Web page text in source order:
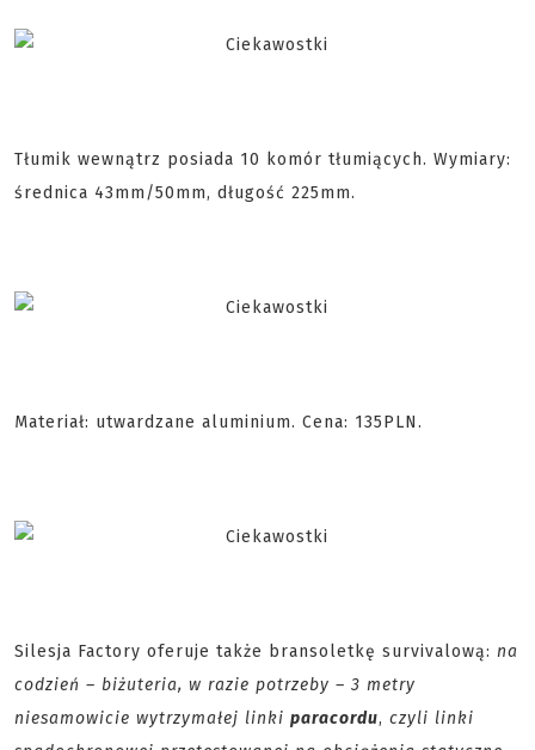
Tłumik wewnątrz posiada 10 komór tłumiących. Wymiary:
średnica 43mm/50mm, długość 225mm.
Materiał: utwardzane aluminium. Cena: 135PLN.
Silesja Factory oferuje także bransoletkę survivalową: na
codzień – biżuteria, w razie potrzeby – 3 metry
niesamowicie wytrzymałej linki paracordu, czyli linki